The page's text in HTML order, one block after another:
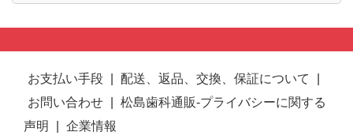
お支払い手段 配送、返品、交換、保証について
お問い合わせ
松島歯科通販-プライバシーに関する
声明
企業情報